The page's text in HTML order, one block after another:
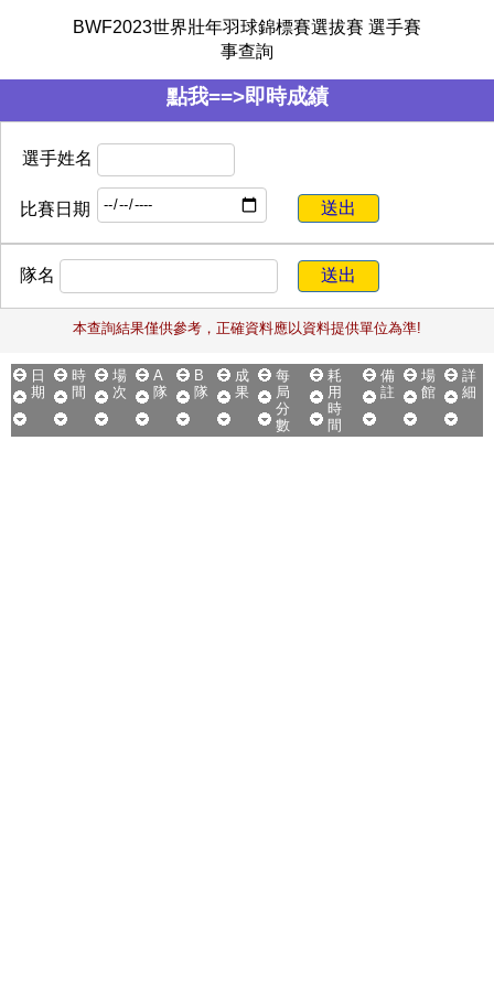
BWF2023世界壯年羽球錦標賽選拔賽 選手賽
事查詢
點我==>即時成績
選手姓名
比賽日期
隊名
本查詢結果僅供參考，正確資料應以資料提供單位為準!
日
期
時
間
場
次
A
隊
B
隊
成
果
每
局
分
數
耗
用
時
間
備
註
場
館
詳
細